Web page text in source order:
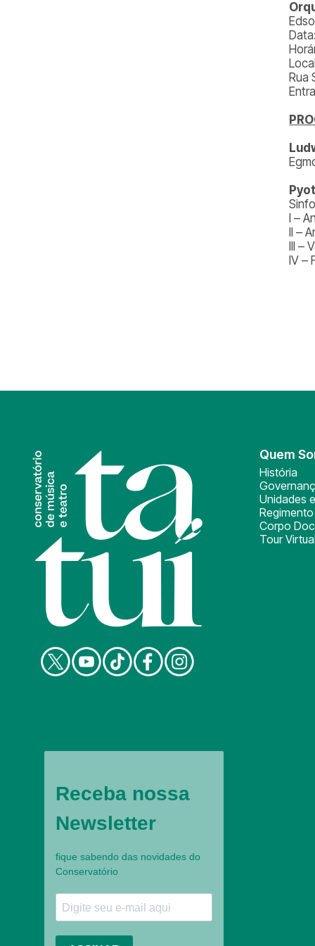
Rua
I –
II –
III –
IV –
Quem
História
Unidades
Corpo
Tour